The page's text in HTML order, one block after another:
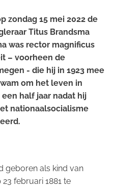
zondag 15 mei 2022 de
Titus Brandsma
was rector magnificus
– voorheen de
- die hij in 1923 mee
om het leven in
half jaar nadat hij
nationaalsocialisme
geboren als kind van
februari 1881 te